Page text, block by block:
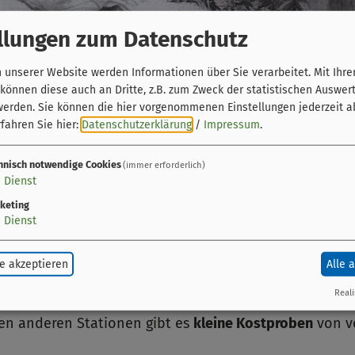
gehören neben den vielfältigen
durch die Domstadt lädt zu einer kulinarischen
die Bamberger Gärtner sprachen, woran
Kostproben machen den Spaziergang zu einem
am Kranen und führt durch Teile der
anderen Stationen gibt es kleine Kostproben von
zum Datenschutz
unserer Website werden Informationen über Sie verarbeitet. Mit
diese auch an Dritte, z.B. zum Zweck der statistischen
Sie können die hier vorgenommenen Einstellungen jederzeit
Sie hier: Datenschutzerklärung / Impressum.
notwendige Cookies(immer erforderlich)
Dienst
Dienst
akzeptieren Alle